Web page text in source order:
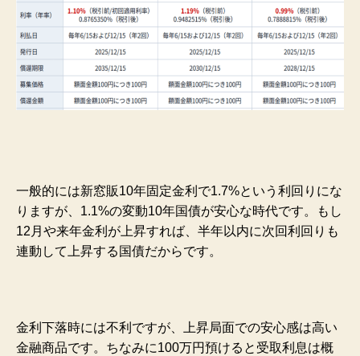
一般的には新窓販10年固定金利で1.7%という利回りにな
りますが、1.1%の変動10年国債が安心な時代です。もし
12月や来年金利が上昇すれば、半年以内に次回利回りも
連動して上昇する国債だからです。
金利下落時には不利ですが、上昇局面での安心感は高い
金融商品です。ちなみに100万円預けると受取利息は概